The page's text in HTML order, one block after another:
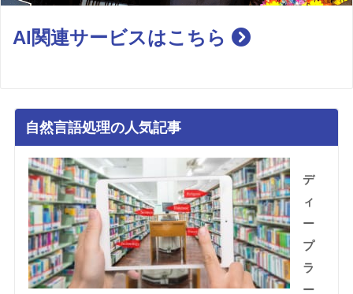
AI関連サービスはこちら
自然言語処理の人気記事
デ
ィ
ー
プ
ラ
ー